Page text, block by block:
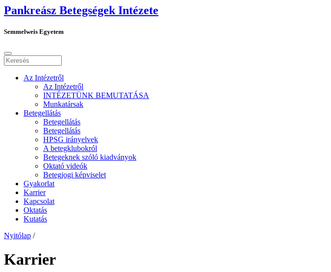
Pankreász Betegségek Intézete
Semmelweis Egyetem
Az Intézetről
Az Intézetről
INTÉZETÜNK BEMUTATÁSA
Munkatársak
Betegellátás
Betegellátás
Betegellátás
HPSG irányelvek
A betegklubokról
Betegeknek szóló kiadványok
Oktató videók
Betegjogi képviselet
Gyakorlat
Karrier
Kapcsolat
Oktatás
Kutatás
Nyitólap /
Karrier